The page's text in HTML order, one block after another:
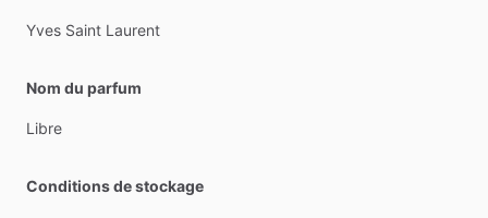
Yves Saint Laurent
Nom du parfum
Libre
Conditions de stockage